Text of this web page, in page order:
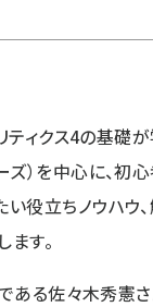
ィクス4の基礎
）を中心に、初
役立ちノウハウ
す。
る佐々木秀憲さ